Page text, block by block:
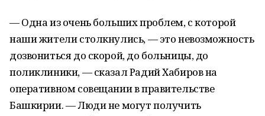
— Одна из очень больших проблем, с которой
наши жители столкнулись, — это невозможность
дозвониться до скорой, до больницы, до
поликлиники, — сказал Радий Хабиров на
оперативном совещании в правительстве
Башкирии. — Люди не могут получить